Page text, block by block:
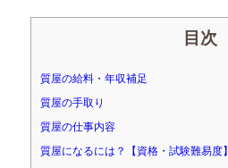
目次
質屋の給料・年収補足
質屋の手取り
質屋の仕事内容
質屋になるには？【資格・試験難易度】